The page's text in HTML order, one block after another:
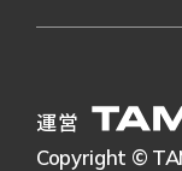
運営
Copyright ©